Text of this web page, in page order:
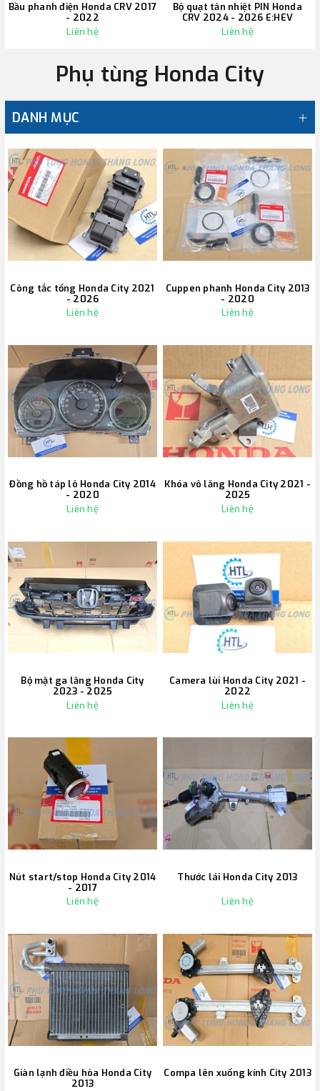
Bầu phanh điện Honda CRV 2017
- 2022
Liên hệ
Bộ quạt tản nhiệt PIN Honda
CRV 2024 - 2026 E:HEV
Liên hệ
Phụ tùng Honda City
DANH MỤC
Công tắc tổng Honda City 2021
- 2026
Liên hệ
Cuppen phanh Honda City 2013
- 2020
Liên hệ
Đồng hồ táp lô Honda City 2014
- 2020
Liên hệ
Khóa vô lăng Honda City 2021 -
2025
Liên hệ
Bộ mặt ga lăng Honda City
2023 - 2025
Liên hệ
Camera lùi Honda City 2021 -
2022
Liên hệ
Nút start/stop Honda City 2014
- 2017
Liên hệ
Thước lái Honda City 2013
Liên hệ
Giàn lạnh điều hòa Honda City
2013
Compa lên xuống kính City 2013